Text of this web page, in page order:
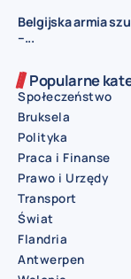
Belgijska armia
–...
Popularne
Społeczeństwo
Bruksela
Polityka
Praca i Finanse
Prawo i Urzędy
Transport
Świat
Flandria
Antwerpen